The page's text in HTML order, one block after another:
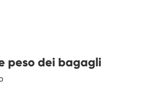
peso dei bagagli